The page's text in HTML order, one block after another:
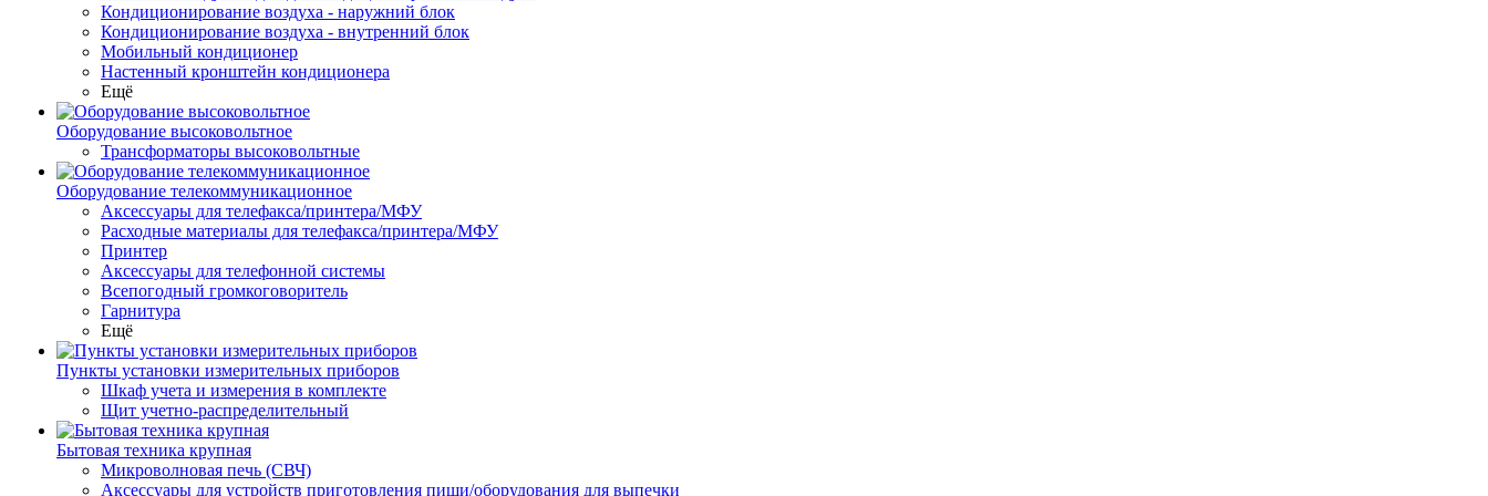
Кондиционирование воздуха - наружний блок
Кондиционирование воздуха - внутренний блок
Мобильный кондиционер
Настенный кронштейн кондиционера
Ещё
Оборудование высоковольтное
Трансформаторы высоковольтные
Оборудование телекоммуникационное
Аксессуары для телефакса/принтера/МФУ
Расходные материалы для телефакса/принтера/МФУ
Принтер
Аксессуары для телефонной системы
Всепогодный громкоговоритель
Гарнитура
Ещё
Пункты установки измерительных приборов
Шкаф учета и измерения в комплекте
Щит учетно-распределительный
Бытовая техника крупная
Микроволновая печь (СВЧ)
Аксессуары для устройств приготовления пищи/оборудования для выпечки